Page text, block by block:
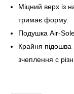
Міцний верх із
тримає форму.
Подушка Air-Sole
Крайня підошва
зчеплення с